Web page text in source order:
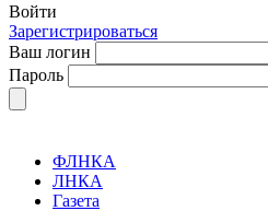
Войти
Зарегистрироваться
Ваш логин
Пароль
ФЛНКА
ЛНКА
Газета